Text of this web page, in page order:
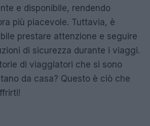
e disponibile, rendendo
più piacevole. Tuttavia, è
prestare attenzione e seguire
di sicurezza durante i viaggi.
di viaggiatori che si sono
da casa? Questo è ciò che